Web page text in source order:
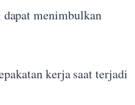
menimbulkan
kerja saat terjadi